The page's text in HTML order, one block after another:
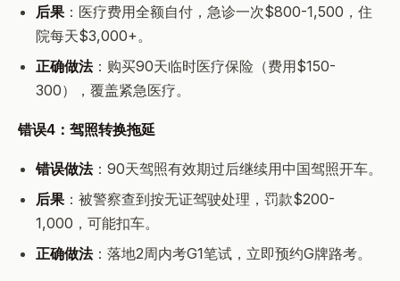
后果 ：医疗费用全额自付，急诊一次$800-1,500，住
院每天$3,000+。
正确做法：购买90天临时医疗保险（费用$150-
300），覆盖紧急医疗。
错误4：驾照转换拖延
错误做法：90天驾照有效期过后继续用中国驾照开车。
后果 ：被警察查到按无证驾驶处理，罚款$200-
1,000，可能扣车。
正确做法：落地2周内考G1笔试，立即预约G牌路考。